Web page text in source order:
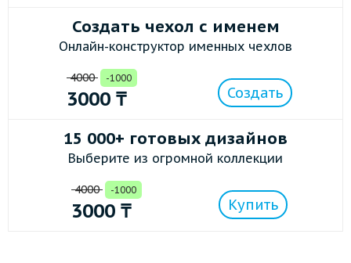
Создать чехол с именем
Онлайн-конструктор именных чехлов
4000 -1000
3000 ₸ Создать
15 000+ готовых дизайнов
Выберите из огромной коллекции
4000 -1000
3000 ₸ Купить